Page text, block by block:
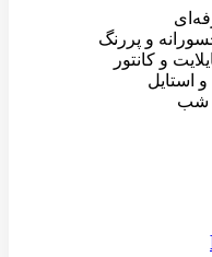
و پررنگ
و کانتور
استایل
شب